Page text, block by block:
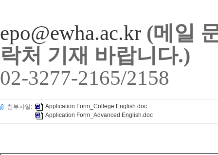
epo@ewha.ac.kr (메일
락처 기재 바랍니다.)
02-3277-2165/2158
첨부파일:
Application Form_College English.doc
Application Form_Advanced English.doc